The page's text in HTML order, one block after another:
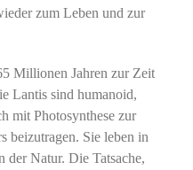
zum Leben und zur
Millionen Jahren zur Zeit
Lantis sind humanoid,
mit Photosynthese zur
beizutragen. Sie leben in
der Natur. Die Tatsache,